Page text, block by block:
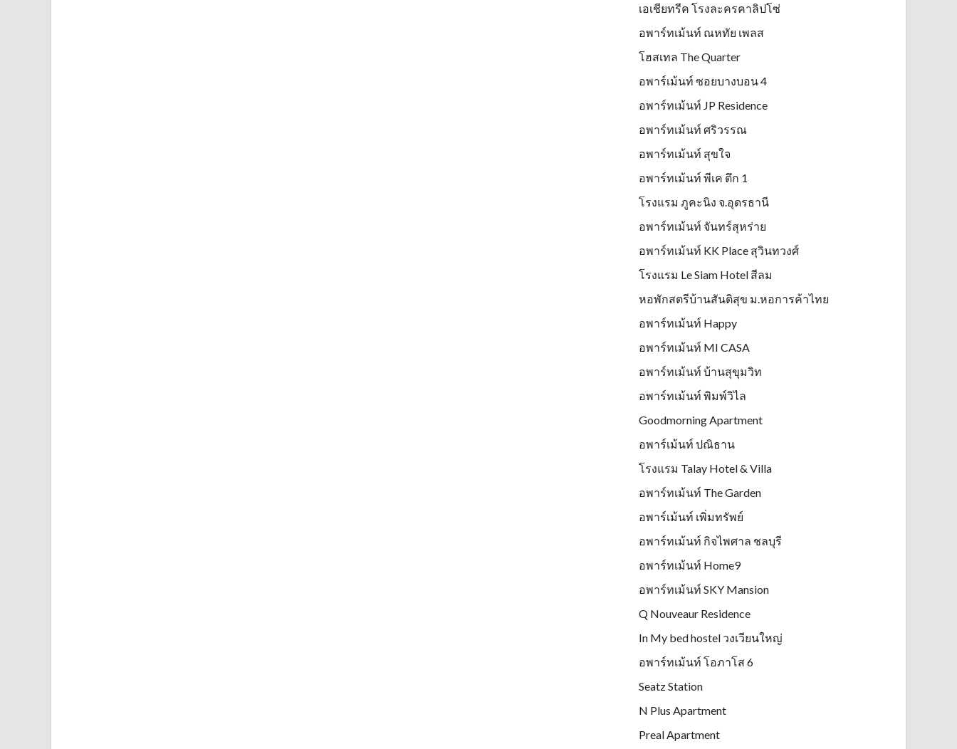
เอเชียทรีค โรงละครคาลิปโซ่
อพาร์ทเม้นท์ ณหทัย เพลส
โฮสเทล The Quarter
อพาร์เม้นท์ ซอยบางบอน 4
อพาร์ทเม้นท์ JP Residence
อพาร์ทเม้นท์ ศริวรรณ
อพาร์ทเม้นท์ สุขใจ
อพาร์ทเม้นท์ พีเค ตึก 1
โรงแรม ภูคะนิง จ.อุดรธานี
อพาร์ทเม้นท์ จันทร์สุหร่าย
อพาร์ทเม้นท์ KK Place สุวินทวงศ์
โรงแรม Le Siam Hotel สีลม
หอพักสตรีบ้านสันติสุข ม.หอการค้าไทย
อพาร์ทเม้นท์ Happy
อพาร์ทเม้นท์ MI CASA
อพาร์ทเม้นท์ บ้านสุขุมวิท
อพาร์ทเม้นท์ พิมพ์วิไล
Goodmorning Apartment
อพาร์เม้นท์ ปณิธาน
โรงแรม Talay Hotel & Villa
อพาร์ทเม้นท์ The Garden
อพาร์เม้นท์ เพิ่มทรัพย์
อพาร์ทเม้นท์ กิจไพศาล ชลบุรี
อพาร์ทเม้นท์ Home9
อพาร์ทเม้นท์ SKY Mansion
Q Nouveaur Residence
In My bed hostel วงเวียนใหญ่
อพาร์ทเม้นท์ โอภาโส 6
Seatz Station
N Plus Apartment
Preal Apartment